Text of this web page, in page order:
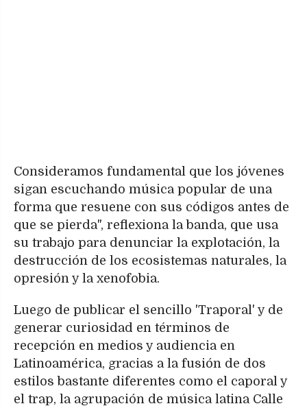
Consideramos fundamental que los jóvenes
sigan escuchando música popular de una
forma que resuene con sus códigos antes de
que se pierda", reflexiona la banda, que usa
su trabajo para denunciar la explotación, la
destrucción de los ecosistemas naturales, la
opresión y la xenofobia.
Luego de publicar el sencillo 'Traporal' y de
generar curiosidad en términos de
recepción en medios y audiencia en
Latinoamérica, gracias a la fusión de dos
estilos bastante diferentes como el caporal y
el trap, la agrupación de música latina Calle